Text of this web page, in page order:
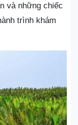
và những chiếc
trình khám